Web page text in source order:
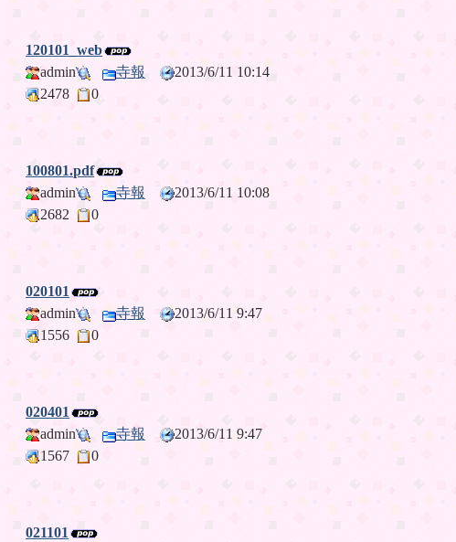
120101_web
admin
寺報
2013/6/11 10:14
2478
0
100801.pdf
admin
寺報
2013/6/11 10:08
2682
0
020101
admin
寺報
2013/6/11 9:47
1556
0
020401
admin
寺報
2013/6/11 9:47
1567
0
021101